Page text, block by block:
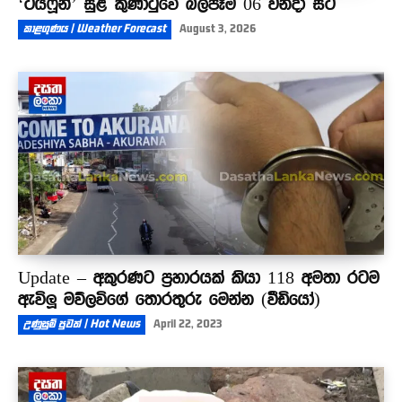
කාළගුණය | Weather Forecast August 3, 2026
Update – අකුරණට ප්‍රහාරයක් කියා 118 අමතා රටම
ඇවිලූ මව්ලවිගේ තොරතුරු මෙන්න (වීඩියෝ)
උණුසුම් පුවත් | Hot News April 22, 2023